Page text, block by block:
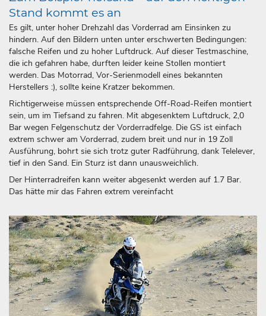
Stand kommt es an
Es gilt, unter hoher Drehzahl das Vorderrad am Einsinken zu
hindern. Auf den Bildern unten unter erschwerten Bedingungen:
falsche Reifen und zu hoher Luftdruck. Auf dieser Testmaschine,
die ich gefahren habe, durften leider keine Stollen montiert
werden. Das Motorrad, Vor-Serienmodell eines bekannten
Herstellers :), sollte keine Kratzer bekommen.
Richtigerweise müssen entsprechende Off-Road-Reifen montiert
sein, um im Tiefsand zu fahren. Mit abgesenktem Luftdruck, 2,0
Bar wegen Felgenschutz der Vorderradfelge. Die GS ist einfach
extrem schwer am Vorderrad, zudem breit und nur in 19 Zoll
Ausführung, bohrt sie sich trotz guter Radführung, dank Telelever,
tief in den Sand. Ein Sturz ist dann unausweichlich.
Der Hinterradreifen kann weiter abgesenkt werden auf 1.7 Bar.
Das hätte mir das Fahren extrem vereinfacht